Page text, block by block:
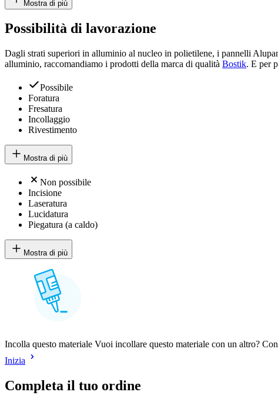
Mostra di più
Possibilità di lavorazione
Dagli strati superiori in alluminio al nucleo in polietilene, i pannelli
alluminio, raccomandiamo i prodotti della marca di qualità Bostik. E per
Possibile
Foratura
Fresatura
Incollaggio
Rivestimento
Mostra di più
Non possibile
Incisione
Laseratura
Lucidatura
Piegatura (a caldo)
Mostra di più
Incolla questo materiale Vuoi incollare questo materiale con un altro?
Inizia
Completa il tuo ordine